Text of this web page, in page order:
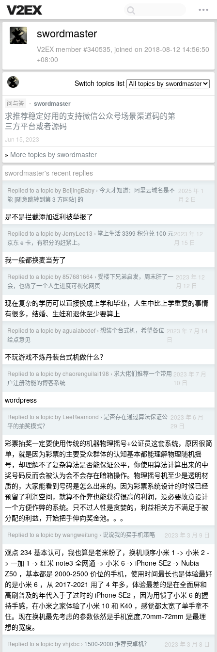
swordmaster
V2EX member #340535, joined on 2018-08-12 14:56:50
+08:00
Switch topics list
问与答 • swordmaster
求推荐稳定好用的支持微信公众号场景渠道码的第
三方平台或者源码
Jun 15, 2023
» More topics by swordmaster
swordmaster's recent replies
Replied to a topic by BeijingBaby › 今天才知道：阿里云域名是不
能 [随意跳转到第 3 方网站] 的
2025 年 1
月 2 日
是不是拦截添加返利被举报了
Replied to a topic by JerryLee13 › 掌上生活 3399 积分兑 100 元
京东 e 卡，有积分的赶紧上。
2023 年 12
月 15 日
我一般都换麦当劳了
Replied to a topic by 857681664 › 受楼下兄弟启发，周末肝了一
会，也做了一个人生进度可视化网页
2023 年 12
月 12 日
现在复杂的学历可以直接换成上学和毕业，人生中比上学重要的事情
有很多，结婚、生娃和退休至少要算上
Replied to a topic by aguaiabcdef › 想装个台式机，希望各位
给点意见
2023 年 7 月 14
日
不玩游戏不炼丹装台式机做什么？
Replied to a topic by chaorenguilai198 › 求大佬们推荐一个带用
户注册功能的博客系统
2023 年 7 月
10 日
wordpress
Replied to a topic by LeeReamond › 是否存在通过算法保证公
平的抽奖模式？
2023 年 6 月
29 日
彩票抽奖一定要使用传统的机器物理摇号+公证员这套系统，原因很简
单，就是因为彩票的主要受众群体的认知基本都能理解物理随机摇
号，却理解不了复杂算法是否能保证公平，你使用算法计算出来的中
奖号码反而会被认为会不会存在暗箱操作。物理摇号机至少是透明材
质的，大家能看到号码是怎么出来的。因为彩票系统设计的时候已经
预留了利润空间，就算不作弊也能获得很高的利润，没必要故意设计
一个方便作弊的系统。只不过人性是贪婪的，利益相关方不满足于被
分配的利益，开始把手伸向奖金池。。。
Replied to a topic by wangweitung › 说说我的买手机策略 2023 年 3 月 9 日
观点 234 基本认可，我也算是老米粉了，换机顺序小米 1 -> 小米 2 -
> 一加 1 -> 红米 note3 全网通 -> 小米 6 -> iPhone SE2 -> Nubia
Z50 ，基本都是 2000-2500 价位的手机，使用时间最长也是体验最好
的是小米 6 ，从 2017-2021 用了 4 年多，体验最差的是在全面屏和
高刷普及的年代入手了过时的 iPhone SE2 ，因为用惯了小米 6 的握
持手感，在小米之家体验了小米 10 和 K40 ，感觉都太宽了单手拿不
住。现在换机最先考虑的参数依然是手机宽度,70mm-72mm 是最理
想的宽度。
Replied to a topic by vhjxbc › 1500-2000 推荐安卓机？ 2023 年 3 月 8 日